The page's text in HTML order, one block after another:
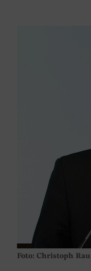
Foto: Christoph Rau